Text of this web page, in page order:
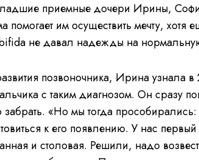
приемные дочери Ирины,
помогает им осуществить мечту, хотя
не давал надежды на
позвоночника, Ирина узнала в
с таким диагнозом. Он сразу
«Но мы тогда
к его появлению. У нас
и столовая. Решили, надо